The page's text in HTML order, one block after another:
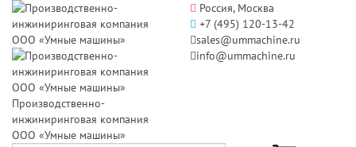
Производственно-
инжиниринговая компания
ООО «Умные машины»
Россия, Москва
+7 (495) 120-13-42
sales@ummachine.ru
info@ummachine.ru